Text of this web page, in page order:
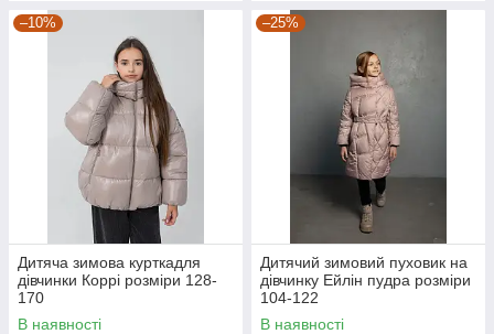
–10%
Дитяча зимова курткадля
дівчинки Коррі розміри 128-
170
В наявності
–25%
Дитячий зимовий пуховик на
дівчинку Ейлін пудра розміри
104-122
В наявності